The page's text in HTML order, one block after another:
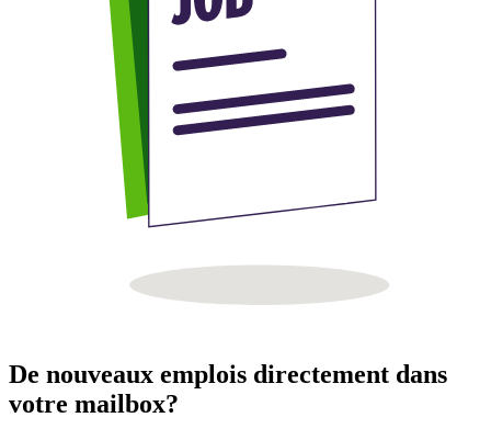
De nouveaux emplois directement dans
votre mailbox?